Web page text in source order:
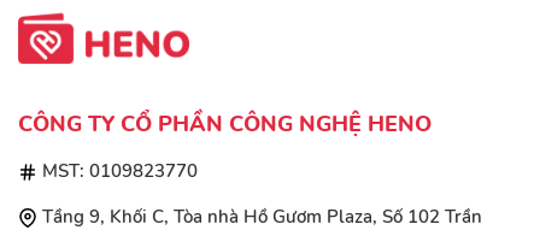
CÔNG TY CỔ PHẦN CÔNG NGHỆ HENO
MST: 0109823770
Tầng 9, Khối C, Tòa nhà Hồ Gươm Plaza, Số 102 Trần